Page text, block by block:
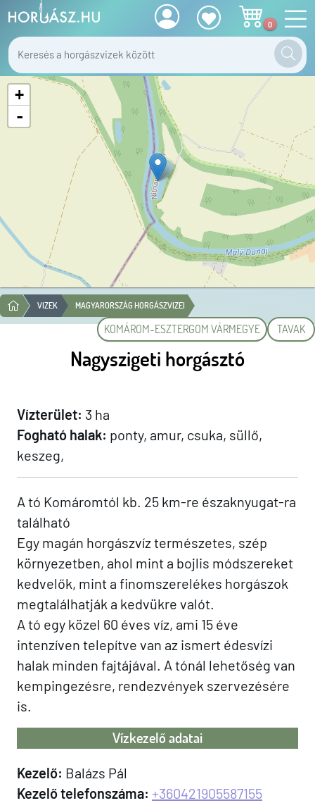
0
+
-
VIZEK MAGYARORSZÁG HORGÁSZVIZEI
KOMÁROM-ESZTERGOM VÁRMEGYE TAVAK
Nagyszigeti horgásztó
Vízterület: 3 ha
Fogható halak: ponty, amur, csuka, süllő,
keszeg,
A tó Komáromtól kb. 25 km-re északnyugat-ra
található
Egy magán horgászvíz természetes, szép
környezetben, ahol mint a bojlis módszereket
kedvelők, mint a finomszerelékes horgászok
megtalálhatják a kedvükre valót.
A tó egy közel 60 éves víz, ami 15 éve
intenzíven telepítve van az ismert édesvízi
halak minden fajtájával. A tónál lehetőség van
kempingezésre, rendezvények szervezésére
is.
Vízkezelő adatai
Kezelő: Balázs Pál
Kezelő telefonszáma: +360421905587155